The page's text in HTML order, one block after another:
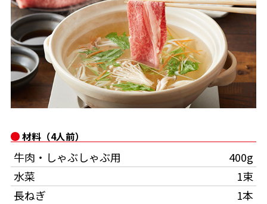
ヤマキ『めんつゆ』 ヤマキ 割烹白だし
旨さ、別格。だし屋の鍋 韓福善シリーズ
主食レシピ
主菜レシピ
汁物レシピ
おいしいレシピを商品から探す
だしの取り方
かつお節の削り方
かつお節・だしをもっと知る
かつお節・だしを楽しむ
CM
キャンペーン一覧
企業・採用情報
企業情報
- 百年対話
採用情報
- ジョブリターン制
お問い合わせ
ヤマキお客様相談室
オンラインショップ
Global
材料（4人前）
牛肉・しゃぶしゃぶ用
400g
水菜
1束
長ねぎ
1本